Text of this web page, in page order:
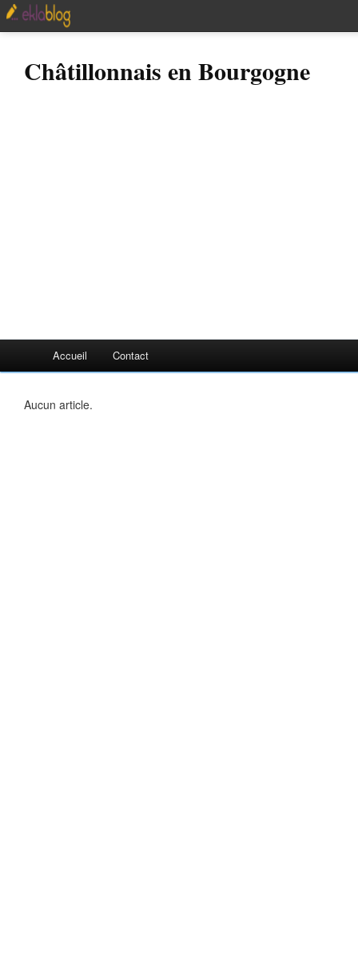
Châtillonnais en Bourgogne
Accueil Contact
Aucun article.